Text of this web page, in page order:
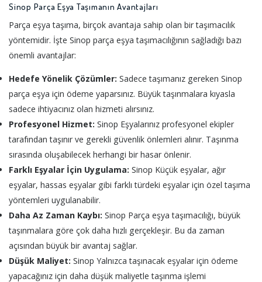
Sinop Parça Eşya Taşımanın Avantajları
Parça eşya taşıma, birçok avantaja sahip olan bir taşımacılık
yöntemidir. İşte Sinop parça eşya taşımacılığının sağladığı bazı
önemli avantajlar:
Hedefe Yönelik Çözümler: Sadece taşımanız gereken Sinop
parça eşya için ödeme yaparsınız. Büyük taşınmalara kıyasla
sadece ihtiyacınız olan hizmeti alırsınız.
Profesyonel Hizmet: Sinop Eşyalarınız profesyonel ekipler
tarafından taşınır ve gerekli güvenlik önlemleri alınır. Taşınma
sırasında oluşabilecek herhangi bir hasar önlenir.
Farklı Eşyalar İçin Uygulama: Sinop Küçük eşyalar, ağır
eşyalar, hassas eşyalar gibi farklı türdeki eşyalar için özel taşıma
yöntemleri uygulanabilir.
Daha Az Zaman Kaybı: Sinop Parça eşya taşımacılığı, büyük
taşınmalara göre çok daha hızlı gerçekleşir. Bu da zaman
açısından büyük bir avantaj sağlar.
Düşük Maliyet: Sinop Yalnızca taşınacak eşyalar için ödeme
yapacağınız için daha düşük maliyetle taşınma işlemi